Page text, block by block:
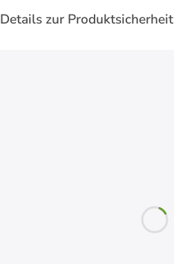
Details zur Produktsicherheit